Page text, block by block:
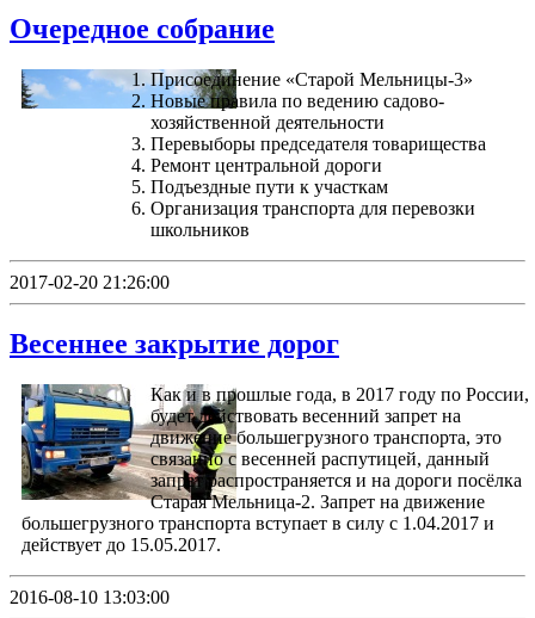
Очередное собрание
Присоединение «Старой Мельницы-3»
Новые правила по ведению садово-
хозяйственной деятельности
Перевыборы председателя товарищества
Ремонт центральной дороги
Подъездные пути к участкам
Организация транспорта для перевозки
школьников
2017-02-20 21:26:00
Весеннее закрытие дорог
Как и в прошлые года, в 2017 году по России,
будет действовать весенний запрет на
движение большегрузного транспорта, это
связанно с весенней распутицей, данный
запрет распространяется и на дороги посёлка
Старая Мельница-2. Запрет на движение
большегрузного транспорта вступает в силу с 1.04.2017 и
действует до 15.05.2017.
2016-08-10 13:03:00